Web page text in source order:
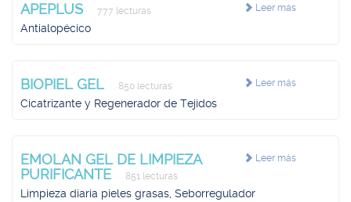
Leer más
APEPLUS 777 lecturas
Antialopécico
Leer más
BIOPIEL GEL 850 lecturas
Cicatrizante y Regenerador de Tejidos
Leer más
EMOLAN GEL DE LIMPIEZA
PURIFICANTE
851 lecturas
Limpieza diaria pieles grasas, Seborregulador